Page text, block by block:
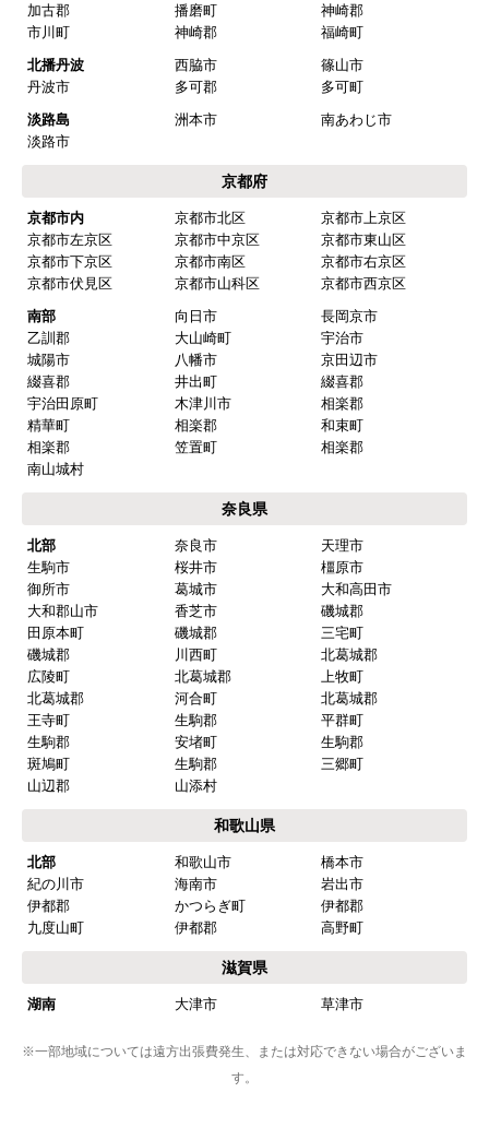
加古郡
播磨町
神崎郡
市川町
神崎郡
福崎町
北播丹波
西脇市
篠山市
丹波市
多可郡
多可町
淡路島
洲本市
南あわじ市
淡路市
京都府
京都市内 京都市北区
京都市上京区
京都市左京区
京都市中京区
京都市東山区
京都市下京区
京都市南区
京都市右京区
京都市伏見区
京都市山科区
京都市西京区
南部
向日市
長岡京市
乙訓郡
大山崎町
宇治市
城陽市
八幡市
京田辺市
綴喜郡
井出町
綴喜郡
宇治田原町
木津川市
相楽郡
精華町
相楽郡
和束町
相楽郡
笠置町
相楽郡
南山城村
奈良県
北部 奈良市
天理市
生駒市
桜井市
橿原市
御所市
葛城市
大和高田市
大和郡山市
香芝市
磯城郡
田原本町
磯城郡
三宅町
磯城郡
川西町
北葛城郡
広陵町
北葛城郡
上牧町
北葛城郡
河合町
北葛城郡
王寺町
生駒郡
平群町
生駒郡
安堵町
生駒郡
斑鳩町
生駒郡
三郷町
山辺郡
山添村
和歌山県
北部 和歌山市
橋本市
紀の川市
海南市
岩出市
伊都郡
かつらぎ町
伊都郡
九度山町
伊都郡 高野町
滋賀県
湖南 大津市 草津市
※一部地域については遠方出張費発生、または対応できない場合がございま
す。